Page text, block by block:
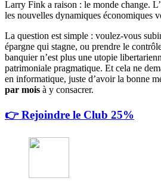
Larry Fink a raison : le monde change.
les nouvelles dynamiques économiques
La question est simple : voulez-vous
épargne qui stagne, ou prendre le
banquier n’est plus une utopie
patrimoniale pragmatique. Et cela ne
en informatique, juste d’avoir la bonne
par mois à y consacrer.
👉 Rejoindre le Club 25%